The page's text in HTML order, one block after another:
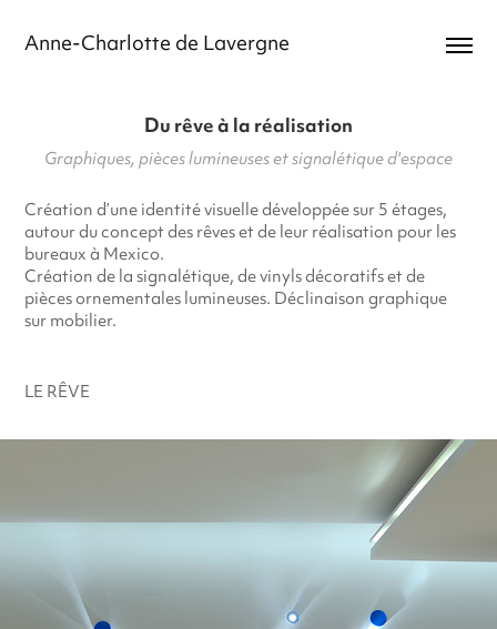
Anne-Charlotte de Lavergne
Du rêve à la réalisation
Graphiques, pièces lumineuses et signalétique d'espace
Création d’une identité visuelle développée sur 5 étages,
autour du concept des rêves et de leur réalisation pour les
bureaux à Mexico.
Création de la signalétique, de vinyls décoratifs et de
pièces ornementales lumineuses. Déclinaison graphique
sur mobilier.
LE RÊVE